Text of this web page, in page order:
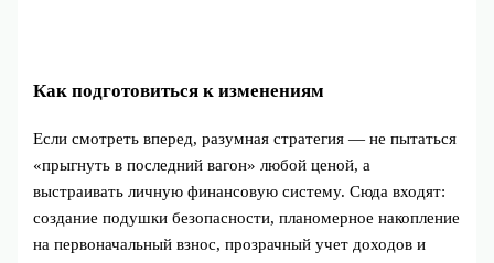
Как подготовиться к изменениям
Если смотреть вперед, разумная стратегия — не пытаться
«прыгнуть в последний вагон» любой ценой, а
выстраивать личную финансовую систему. Сюда входят:
создание подушки безопасности, планомерное накопление
на первоначальный взнос, прозрачный учет доходов и